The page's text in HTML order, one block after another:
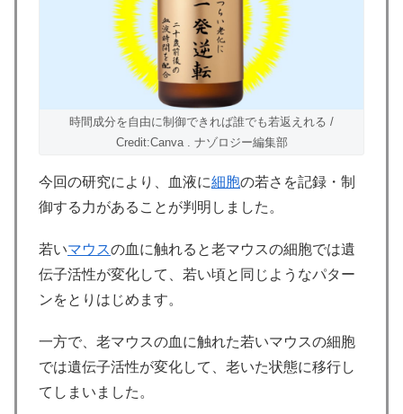
時間成分を自由に制御できれば誰でも若返えれる /
Credit:Canva . ナゾロジー編集部
今回の研究により、血液に細胞の若さを記録・制
御する力があることが判明しました。
若いマウスの血に触れると老マウスの細胞では遺
伝子活性が変化して、若い頃と同じようなパター
ンをとりはじめます。
一方で、老マウスの血に触れた若いマウスの細胞
では遺伝子活性が変化して、老いた状態に移行し
てしまいました。